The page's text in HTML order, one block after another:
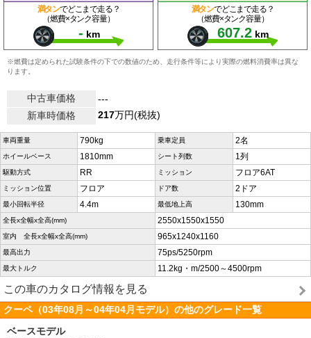
満タンでどこまで走る？
（燃費×タンク容量）
- km
満タンでどこまで走る？
（燃費×タンク容量）
607.2 km
※燃費は定められた試験条件の下での数値のため、走行条件等により実際の燃料消費率は異な
ります。
中古車価格
---
新車時価格
217万円(税抜)
車両重量 790kg 乗車定員 2名
ホイールベース 1810mm シート列数 1列
駆動方式 RR ミッション フロア6AT
ミッション位置 フロア ドア数 2ドア
最小回転半径 4.4m 最低地上高 130mm
全長x全幅x全高(mm) 2550x1550x1550
室内 全長x全幅x全高(mm) 965x1240x1160
最高出力 75ps/5250rpm
最大トルク 11.2kg・m/2500～4500rpm
この車のカタログ情報を見る
クーペ（03年08月～04年04月モデル）の他のグレード一覧
ベースモデル